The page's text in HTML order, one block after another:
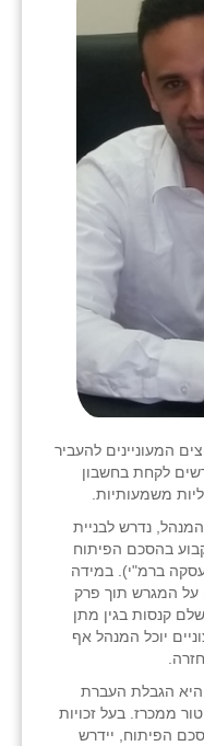
המעוניינים להעביר
לקחת בחשבון
משמעותיות.
נדרש לבניית
בהסכם הפיתוח
אישור העסקה ברמ"י). במידה
על המגרש תוך פרק
קנסות בגין מתן
יוכל המנהל אף
היא הגבלת העברת
ממכרז. בעל זכויות
הפיתוח, יידרש